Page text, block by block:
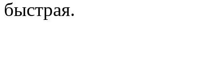
быстрая.